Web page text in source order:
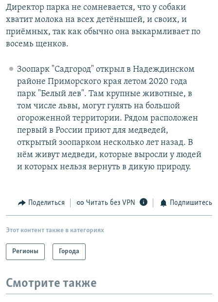
Директор парка не сомневается, что у собаки
хватит молока на всех детёнышей, и своих, и
приёмных, так как обычно она выкармливает по
восемь щенков.
Зоопарк "Садгород" открыл в Надеждинском
районе Приморского края летом 2020 года
парк "Белый лев". Там крупные животные, в
том числе львы, могут гулять на большой
огороженной территории. Рядом расположен
первый в России приют для медведей,
открытый зоопарком несколько лет назад. В
нём живут медведи, которые выросли у людей
и которых нельзя вернуть в дикую природу.
Поделиться Читать без VPN Подпишитесь
Этот контент также в категориях
Регионы Города
Смотрите также